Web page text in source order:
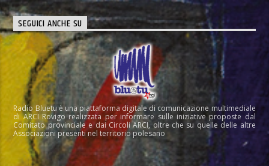
SEGUICI ANCHE SU
Radio Bluetu è una piattaforma digitale di comunicazione multimediale
di ARCI Rovigo realizzata per informare sulle iniziative proposte dal
Comitato provinciale e dai Circoli ARCI, oltre che su quelle delle altre
Associazioni presenti nel territorio polesano